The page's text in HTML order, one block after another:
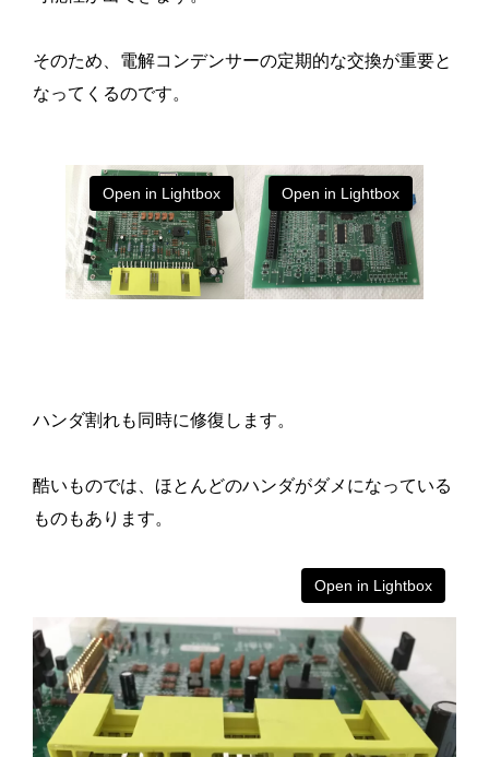
そのため、電解コンデンサーの定期的な交換が重要と
なってくるのです。
Open in Lightbox Open in Lightbox
ハンダ割れも同時に修復します。
酷いものでは、ほとんどのハンダがダメになっている
ものもあります。
Open in Lightbox